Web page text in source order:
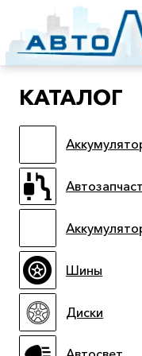
Аккумуляторы
Прицепы
Электроинструмент
КАТАЛОГ
Шины
Диски